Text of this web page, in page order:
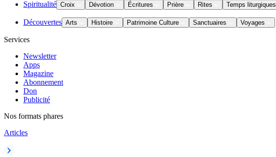
Spiritualité Croix Dévotion Écritures Prière Rites Temps liturgiques
Découvertes Arts Histoire Patrimoine Culture Sanctuaires Voyages
Services
Newsletter
Apps
Magazine
Abonnement
Don
Publicité
Nos formats phares
Articles